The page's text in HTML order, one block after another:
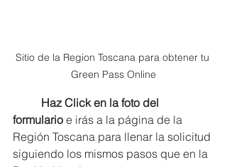
Sitio de la Region Toscana para obtener tu
Green Pass Online
Haz Click en la foto del
formulario e irás a la página de la
Región Toscana para llenar la solicitud
siguiendo los mismos pasos que en la